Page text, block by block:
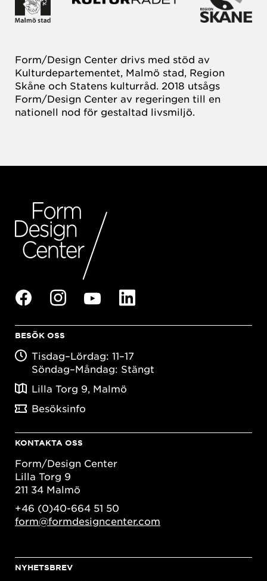
Form/Design Center drivs med stöd av
Kulturdepartementet, Malmö stad, Region
Skåne och Statens kulturråd. 2018 utsågs
Form/Design Center av regeringen till en
nationell nod för gestaltad livsmiljö.
BESÖK OSS
Tisdag–Lördag: 11–17
Söndag–Måndag: Stängt
Lilla Torg 9, Malmö
Besöksinfo
KONTAKTA OSS
Form/Design Center
Lilla Torg 9
211 34 Malmö
+46 (0)40-664 51 50
form@formdesigncenter.com
NYHETSBREV